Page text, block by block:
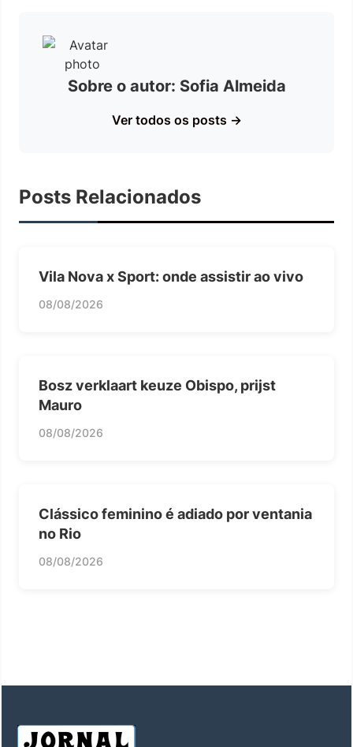
Sobre o autor: Sofia Almeida
Ver todos os posts →
Posts Relacionados
Vila Nova x Sport: onde assistir ao vivo
08/08/2026
Bosz verklaart keuze Obispo, prijst
Mauro
08/08/2026
Clássico feminino é adiado por ventania
no Rio
08/08/2026